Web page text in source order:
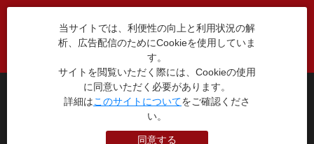
このサイトについて 広告掲載について
お問い合わせ
台東区役所観光課
〒110-8615 東京都台東区東上野4丁目5番6号
TEL：03-5246-1151
当サイトでは、利便性の向上と利用状況の解
析、広告配信のためにCookieを使用していま
す。
サイトを閲覧いただく際には、Cookieの使用
に同意いただく必要があります。
詳細はこのサイトについてをご確認くださ
い。
同意する